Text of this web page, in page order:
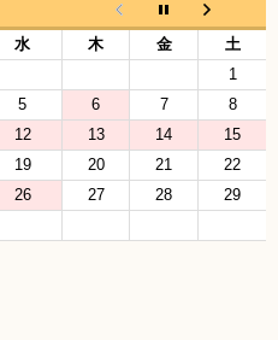
水 木 金
土
1
5 6 7
8
12 13 14
15
19 20 21
22
26 27 28
29